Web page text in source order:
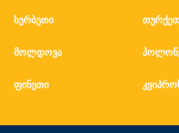
სერბეთი
მოლდოვა
ფინეთი